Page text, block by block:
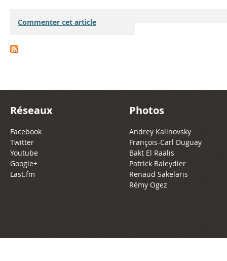
Commenter cet article
Réseaux
Facebook
Twitter
Youtube
Google+
Last.fm
Photos
Andrey Kalinovsky
François-Carl Duguay
Bakt El Raalis
Patrick Baleydier
Renaud Sakelaris
Rémy Ogez